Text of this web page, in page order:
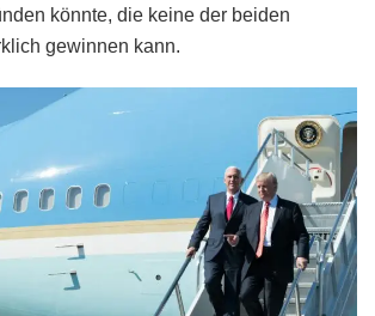
könnte, die keine der beiden
gewinnen kann.